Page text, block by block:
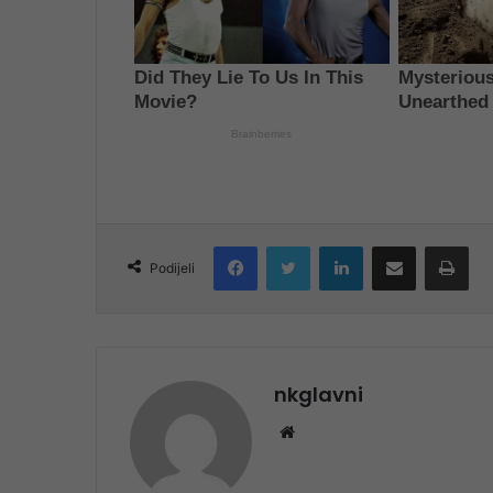
Podijeli
FacebookTwitter LinkedInShare via Email
nkglavni